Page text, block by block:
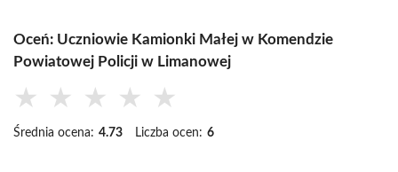
Oceń: Uczniowie Kamionki Małej w Komendzie
Powiatowej Policji w Limanowej
★ ★ ★ ★ ★
Średnia ocena: 4.73 Liczba ocen: 6